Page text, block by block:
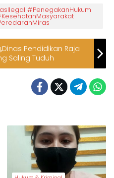
#PenegakanHukum
Pendidikan Raja
Saling Tuduh